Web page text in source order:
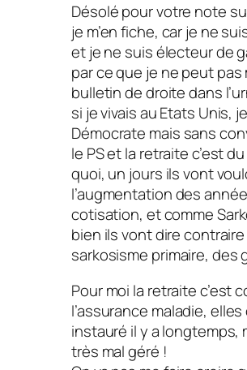
Désolé pour votre note
je m’en fiche, car je ne
et je ne suis électeur de
par ce que je ne peut
bulletin de droite dans
si je vivais au Etats Unis,
Démocrate mais sans
le PS et la retraite c’est
quoi, un jours ils vont
l’augmentation des
cotisation, et comme
bien ils vont dire
sarkosisme primaire, des
Pour moi la retraite c’est
l’assurance maladie,
instauré il y a longtemps,
très mal géré !